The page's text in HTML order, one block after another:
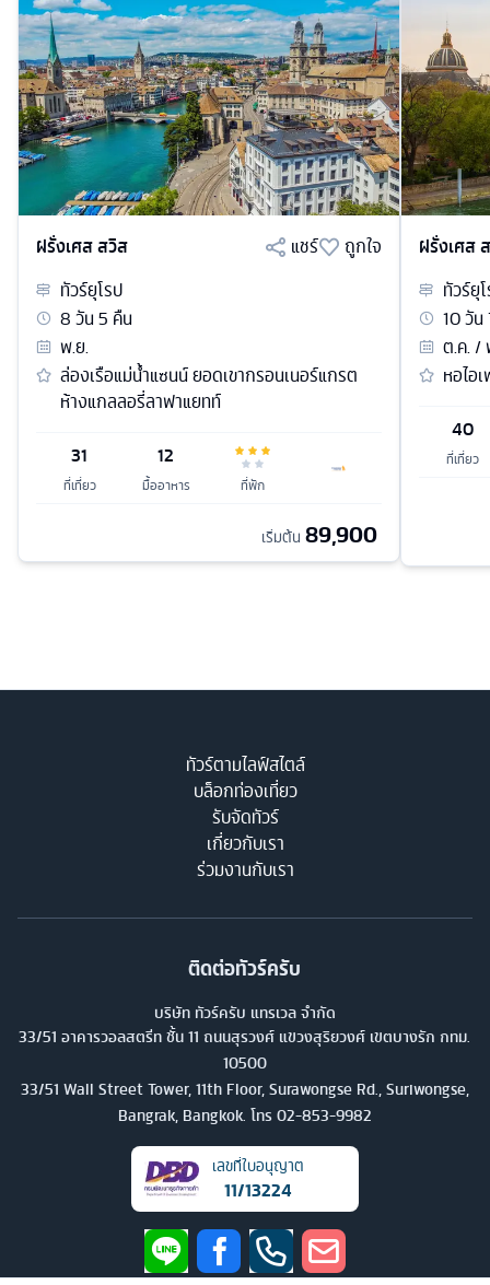
ฝรั่งเศส สวิส แชร์
ถูกใจ
ทัวร์ยุโรป
8วัน5 คืน
พ.ย.
ล่องเรือแม่น้ำแซนน์ ยอดเขากรอนเนอร์แกรต
ห้างแกลลอรี่ลาฟาแยทท์
31
ที่เที่ยว
12
มื้ออาหาร ที่พัก
เริ่มต้น 89,900
ฝรั่งเศส
ทัวร์ยุ
10วัน
ต.ค. /
หอไอ
40
ที่เที่ยว
ทัวร์ตามไลฟ์สไตล์
บล็อกท่องเที่ยว
รับจัดทัวร์
เกี่ยวกับเรา
ร่วมงานกับเรา
ติดต่อทัวร์ครับ
บริษัท ทัวร์ครับ แทรเวล จำกัด
33/51 อาคารวอลสตรีท ชั้น 11 ถนนสุรวงศ์ แขวงสุริยวงศ์ เขตบางรัก กทม.
10500
33/51 Wall Street Tower, 11th Floor, Surawongse Rd., Suriwongse,
Bangrak, Bangkok. โทร 02-853-9982
เลขที่ใบอนุญาต
11/13224